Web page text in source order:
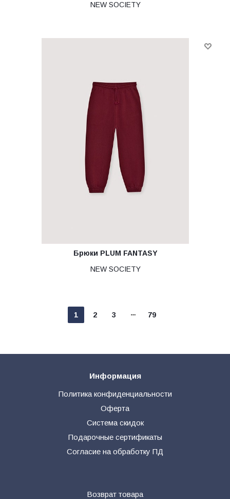
NEW SOCIETY
Брюки PLUM FANTASY
NEW SOCIETY
1 2 3 79
Информация
Политика конфиденциальности
Оферта
Система скидок
Подарочные сертификаты
Согласие на обработку ПД
Возврат товара